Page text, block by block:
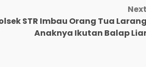
Next
STR Imbau Orang Tua Larang
Anaknya Ikutan Balap